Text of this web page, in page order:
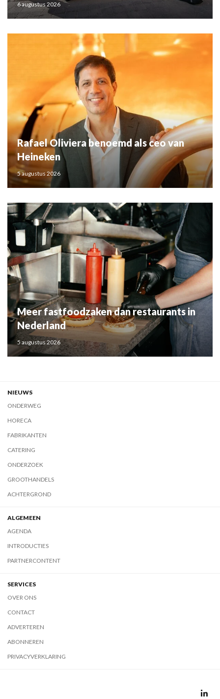
6 augustus 2026
Rafael Oliviera benoemd als ceo van
Heineken
5 augustus 2026
Meer fastfoodzaken dan restaurants in
Nederland
5 augustus 2026
NIEUWS
ONDERWEG
HORECA
FABRIKANTEN
CATERING
ONDERZOEK
GROOTHANDELS
ACHTERGROND
ALGEMEEN
AGENDA
INTRODUCTIES
PARTNERCONTENT
SERVICES
OVER ONS
CONTACT
ADVERTEREN
ABONNEREN
PRIVACYVERKLARING